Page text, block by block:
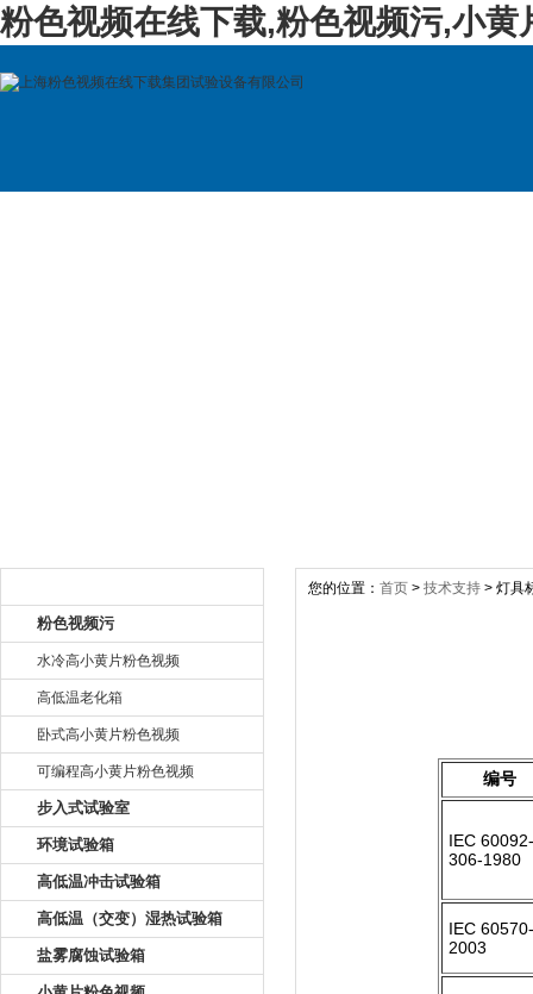
粉色视频在线下载,粉色视频污,小
粉色视频污
水冷高小黄片粉色视频
高低温老化箱
卧式高小黄片粉色视频
可编程高小黄片粉色视频
步入式试验室
环境试验箱
高低温冲击试验箱
高低温（交变）湿热试验箱
盐雾腐蚀试验箱
您的位置： 首页 > 技术支持 > 灯具
编号
IEC 60092-
306-1980
IEC 60570-
2003